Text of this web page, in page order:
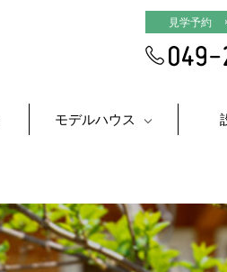
見学予約
モデルハウス